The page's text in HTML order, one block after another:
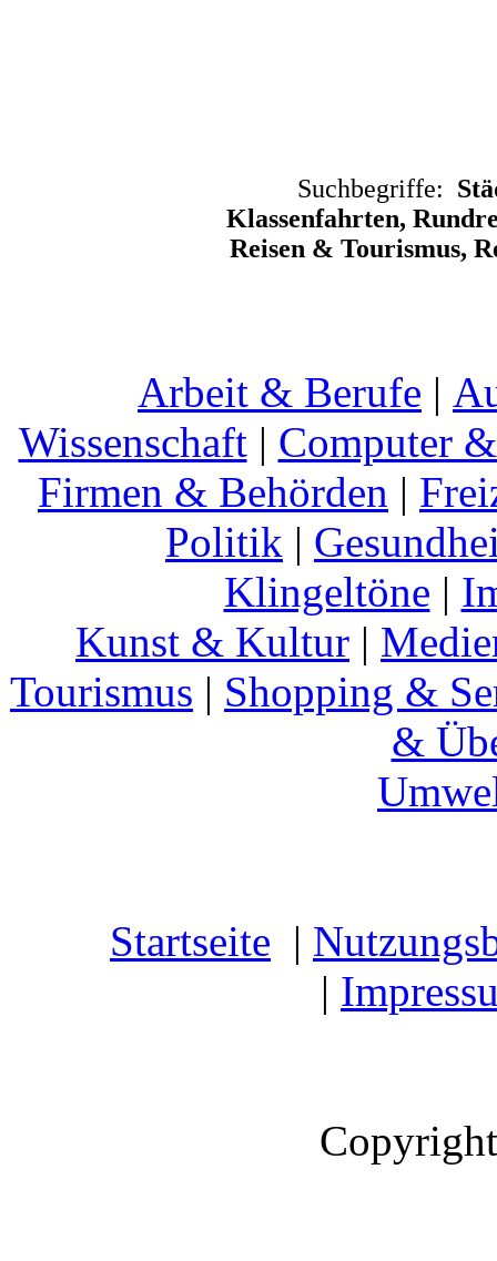
Suchbegriffe:
Klassenfahrten,
Reisen & Tourismus,
Arbeit & Berufe |
Wissenschaft| Computer
Firmen & Behörden |
Politik |
Klingeltöne |
Kunst & Kultur |
Tourismus | Shopping &
&
Startseite |
|